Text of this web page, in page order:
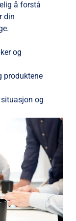
å forstå
din
og
produktene
og